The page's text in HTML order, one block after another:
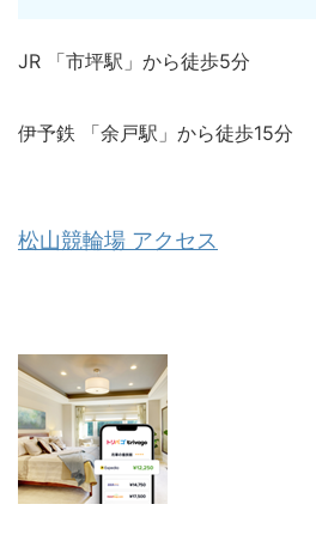
JR 「市坪駅」から徒歩5分
伊予鉄 「余戸駅」から徒歩15分
松山競輪場 アクセス